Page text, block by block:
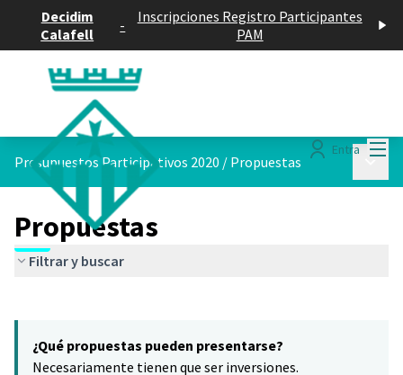
Decidim
Calafell
-
Inscripciones Registro Participantes
PAM
Entra
Presupuestos Participativos 2020 / Propuestas
Propuestas
Filtrar y buscar
−
¿Qué propuestas pueden presentarse?
Necesariamente tienen que ser inversiones.